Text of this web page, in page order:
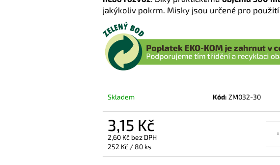
jakýkoliv pokrm. Misky jsou určené pro použití
Skladem Kód: ZM032-30
3,15 Kč
2,60 Kč bez DPH
Měrná
cena:
252 Kč / 80 ks
PAPÍROVÁ MISKA „ČLUN“ M